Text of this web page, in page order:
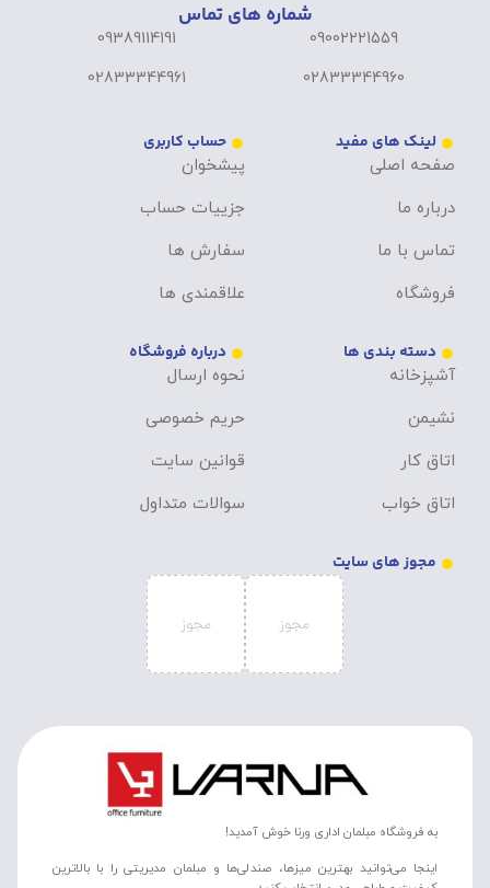
شماره های تماس
09002221559
02833344960
09389114191
02833344961
لینک های مفید
صفحه اصلی
درباره ما
تماس با ما
فروشگاه
حساب کاربری
پیشخوان
جزییات حساب
سفارش ها
علاقمندی ها
دسته بندی ها
آشپزخانه
نشیمن
اتاق کار
اتاق خواب
درباره فروشگاه
نحوه ارسال
حریم خصوصی
قوانین سایت
سوالات متداول
مجوز های سایت
به فروشگاه مبلمان اداری ورنا خوش آمدید!
اینجا می‌توانید بهترین میزها، صندلی‌ها و مبلمان مدیریتی را با بالاترین